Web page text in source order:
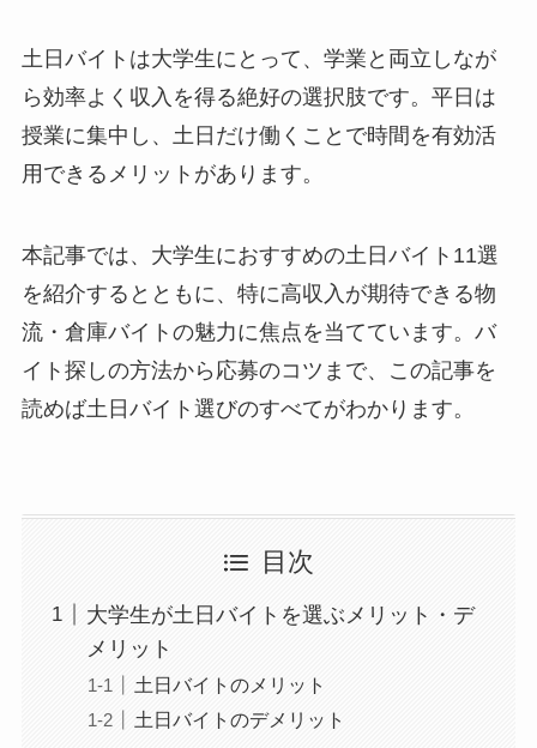
土日バイトは大学生にとって、学業と両立しなが
ら効率よく収入を得る絶好の選択肢です。平日は
授業に集中し、土日だけ働くことで時間を有効活
用できるメリットがあります。
本記事では、大学生におすすめの土日バイト11選
を紹介するとともに、特に高収入が期待できる物
流・倉庫バイトの魅力に焦点を当てています。バ
イト探しの方法から応募のコツまで、この記事を
読めば土日バイト選びのすべてがわかります。
目次
大学生が土日バイトを選ぶメリット・デ
メリット
土日バイトのメリット
土日バイトのデメリット